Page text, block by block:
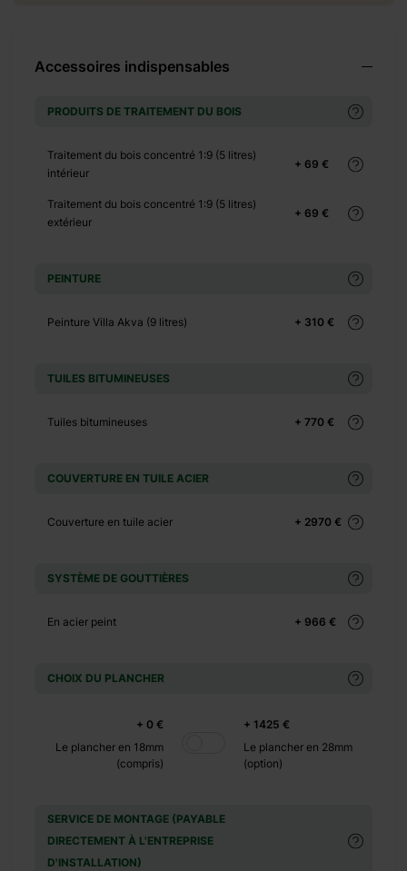
Accessoires indispensables
PRODUITS DE TRAITEMENT DU BOIS
+ 69 €
Traitement du bois concentré 1:9 (5 litres)
intérieur
+ 69 €
Traitement du bois concentré 1:9 (5 litres)
extérieur
PEINTURE
+ 310 €
Peinture Villa Akva (9 litres)
TUILES BITUMINEUSES
+ 770 €
Tuiles bitumineuses
COUVERTURE EN TUILE ACIER
+ 2970 €
Couverture en tuile acier
SYSTÈME DE GOUTTIÈRES
+ 966 €
En acier peint
CHOIX DU PLANCHER
+ 0 €
Le plancher en 18mm
(compris)
+ 1425 €
Le plancher en 28mm
(option)
SERVICE DE MONTAGE (PAYABLE
DIRECTEMENT À L'ENTREPRISE
D'INSTALLATION)
+ 3725 €
+ 5029 €
+ 400 €
+ 360 €
+ 65 €
+ 500 €
+ 390 €
+ 1100 €
+ 480 €
+ 600 €
+ 149 €
ne veulent pas se
et résistante